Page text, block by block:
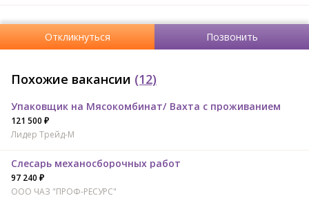
Откликнуться Позвонить
Похожие вакансии (12)
Упаковщик на Мясокомбинат/ Вахта с проживанием
121 500 ₽
Лидер Трейд-M
Слесарь механосборочных работ
97 240 ₽
ООО ЧАЗ "ПРОФ-РЕСУРС"